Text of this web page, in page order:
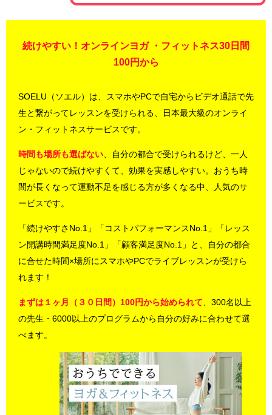
続けやすい！オンラインヨガ ・フィットネス30日間
100円から
SOELU（ソエル）は、スマホやPCで自宅からビデオ通話で先
生と繋がってレッスンを受けられる、日本最大級のオンライ
ン・フィットネスサービスです。
時間も場所も選ばない 、自分の都合で受けられるけど、一人
じゃないので続けやすくて、効果を実感しやすい。おうち時
間が長くなって運動不足を感じる方が多くなる中、人気のサ
ービスです。
「続けやすさNo.1」「コストパフォーマンスNo.1」「レッス
ン開講時間満足度No.1」「顧客満足度No.1」と、自分の都合
に合せた時間×場所にスマホやPCでライブレッスンが受けら
れます！
まずは１ヶ月（３０日間）100円から始められて 、300名以上
の先生・6000以上のプログラムから自分の好みに合わせて選
べます。